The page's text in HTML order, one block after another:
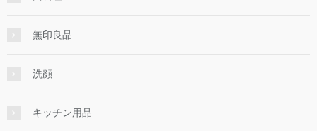
無印良品
洗顔
キッチン用品